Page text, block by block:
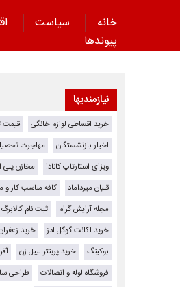
خانه سیاست
پیوند‌ها
نیازمندیها
خرید اقساطی لوازم خانگی
اخبار بازنشستگان
مهاجرت
ویزای استارتاپ کانادا
مخازن پلی
قلیان میرداماد
کافه مناسب کار و
مجله آرایش گرام
ثبت نام کالابرگ
خرید اکانت گوگل ادز
خرید
بوکینگ
خرید پرینتر لیبل زن
فروشگاه لوله و اتصالات
طراحی